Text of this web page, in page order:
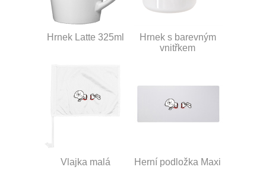
Hrnek Latte 325ml
Hrnek s barevným
vnitřkem
Vlajka malá Herní podložka Maxi